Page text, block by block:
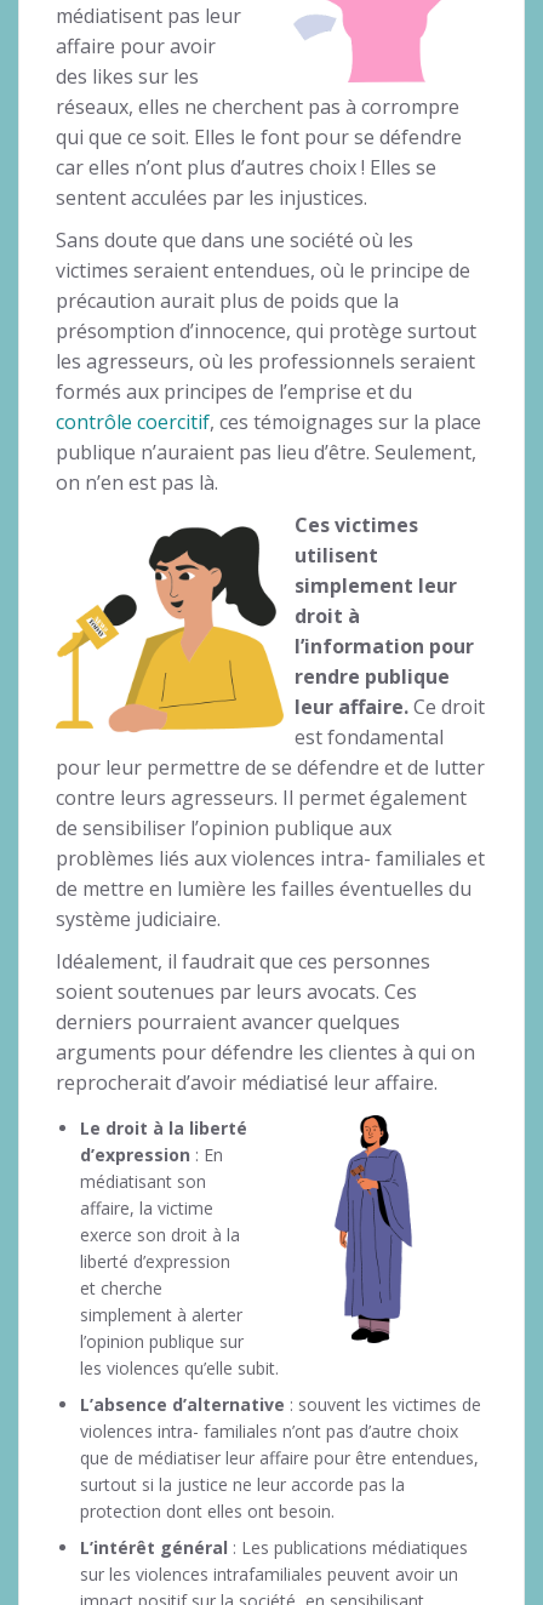
médiatisent pas leur
affaire pour avoir
des likes sur les
réseaux, elles ne cherchent pas à corrompre
qui que ce soit. Elles le font pour se défendre
car elles n’ont plus d’autres choix ! Elles se
sentent acculées par les injustices.
Sans doute que dans une société où les
victimes seraient entendues, où le principe de
précaution aurait plus de poids que la
présomption d’innocence, qui protège surtout
les agresseurs, où les professionnels seraient
formés aux principes de l’emprise et du
contrôle coercitif, ces témoignages sur la place
publique n’auraient pas lieu d’être. Seulement,
on n’en est pas là.
Ces victimes
utilisent
simplement leur
droit à
l’information pour
rendre publique
leur affaire.Ce droit
est fondamental
pour leur permettre de se défendre et de lutter
contre leurs agresseurs. Il permet également
de sensibiliser l’opinion publique aux
problèmes liés aux violences intra- familiales et
de mettre en lumière les failles éventuelles du
système judiciaire.
Idéalement, il faudrait que ces personnes
soient soutenues par leurs avocats. Ces
derniers pourraient avancer quelques
arguments pour défendre les clientes à qui on
reprocherait d’avoir médiatisé leur affaire.
Le droit à la liberté
d’expression : En
médiatisant son
affaire, la victime
exerce son droit à la
liberté d’expression
et cherche
simplement à alerter
l’opinion publique sur
les violences qu’elle subit.
L’absence d’alternative : souvent les victimes de
violences intra- familiales n’ont pas d’autre choix
que de médiatiser leur affaire pour être entendues,
surtout si la justice ne leur accorde pas la
protection dont elles ont besoin.
L’intérêt général : Les publications médiatiques
sur les violences intrafamiliales peuvent avoir un